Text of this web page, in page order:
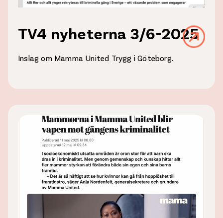
TV4 nyheterna 3/6-2025
Inslag om Mamma United Trygg i Göteborg.